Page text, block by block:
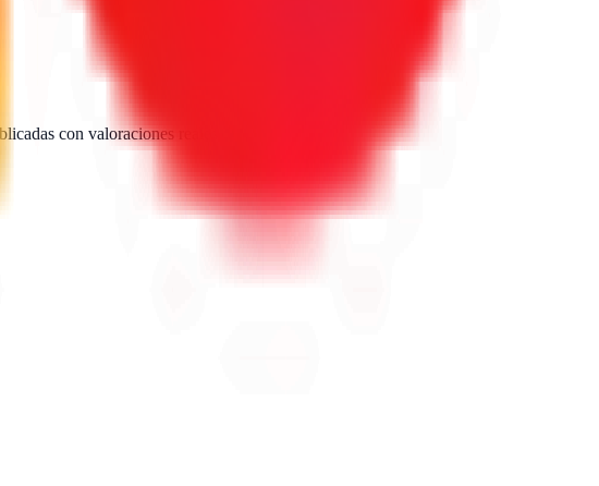
con valoraciones reales de Google.